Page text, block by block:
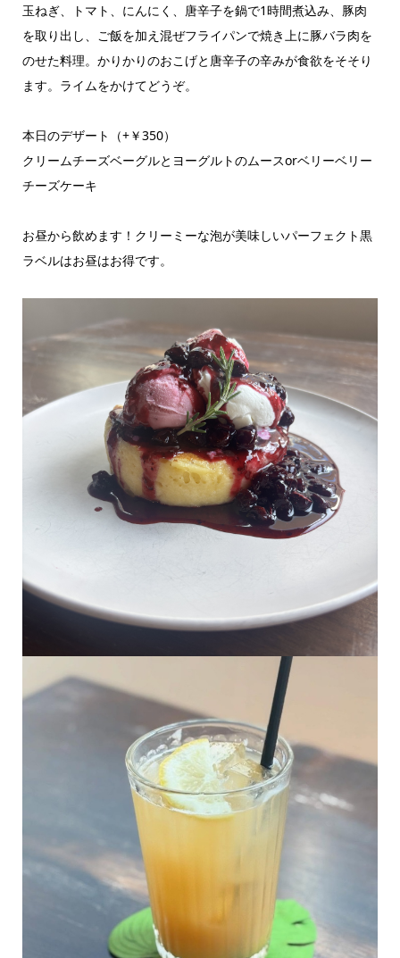
玉ねぎ、トマト、にんにく、唐辛子を鍋で1時間煮込み、豚肉
を取り出し、ご飯を加え混ぜフライパンで焼き上に豚バラ肉を
のせた料理。かりかりのおこげと唐辛子の辛みが食欲をそそり
ます。ライムをかけてどうぞ。
本日のデザート（+￥350）
クリームチーズベーグルとヨーグルトのムースorベリーベリー
チーズケーキ
お昼から飲めます！クリーミーな泡が美味しいパーフェクト黒
ラベルはお昼はお得です。